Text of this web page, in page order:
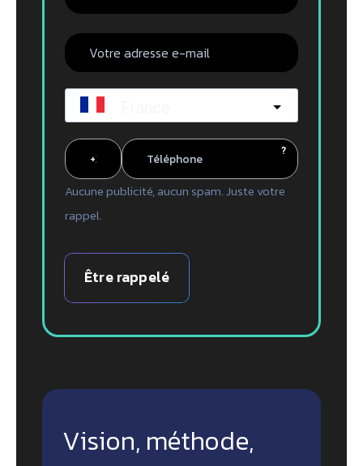
?
Aucune publicité, aucun spam. Juste votre
rappel.
Être rappelé
Vision, méthode,